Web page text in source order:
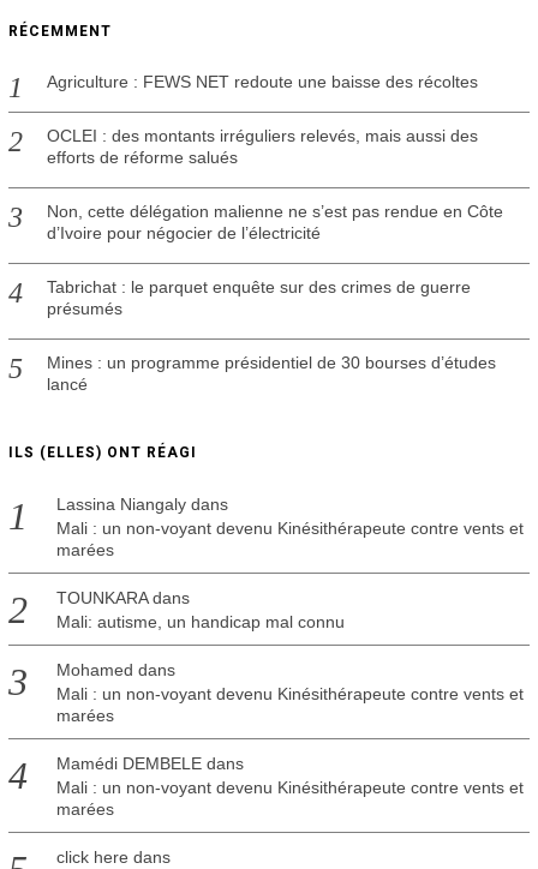
2
RÉCEMMENT
Agriculture : FEWS NET redoute une baisse des récoltes
OCLEI : des montants irréguliers relevés, mais aussi des
efforts de réforme salués
Non, cette délégation malienne ne s’est pas rendue en Côte
d’Ivoire pour négocier de l’électricité
Tabrichat : le parquet enquête sur des crimes de guerre
présumés
Mines : un programme présidentiel de 30 bourses d’études
lancé
ILS (ELLES) ONT RÉAGI
Lassina Niangalydans
Mali : un non-voyant devenu Kinésithérapeute contre vents et
marées
TOUNKARAdans
Mali: autisme, un handicap mal connu
Mohamed dans
Mali : un non-voyant devenu Kinésithérapeute contre vents et
marées
Mamédi DEMBELEdans
Mali : un non-voyant devenu Kinésithérapeute contre vents et
marées
click here dans